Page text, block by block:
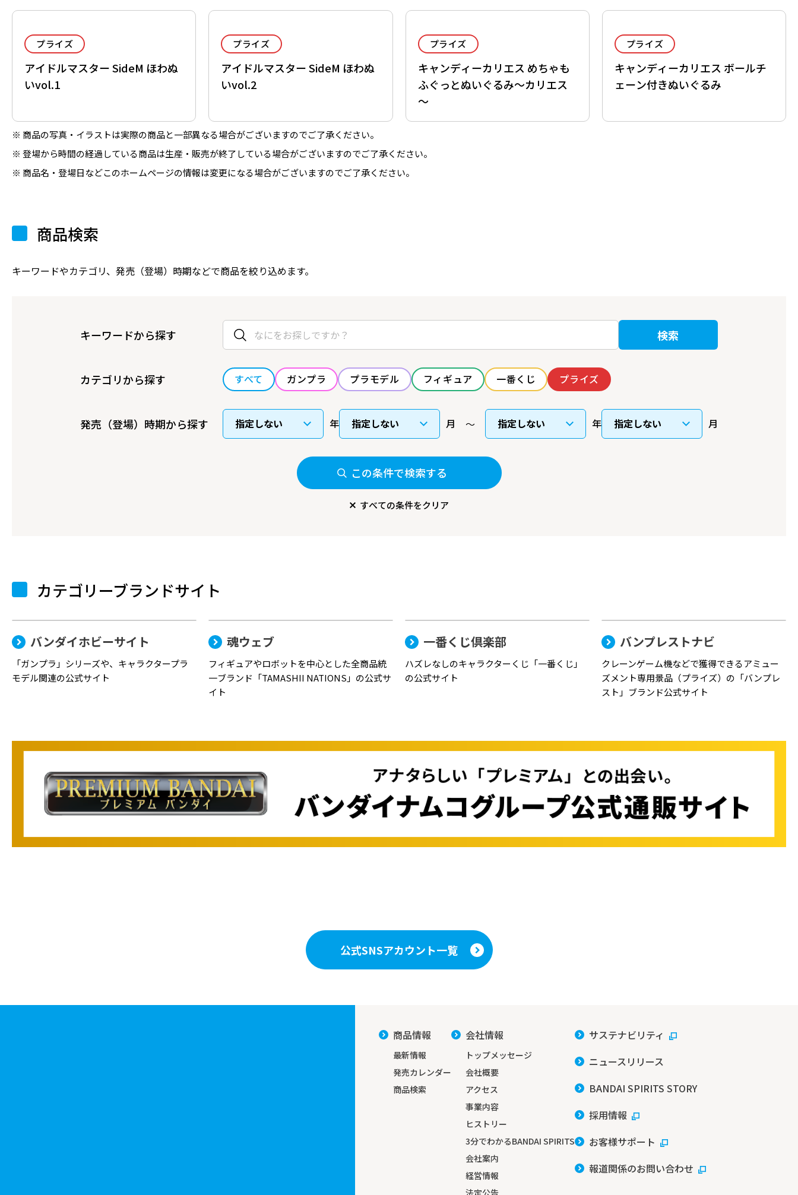
プライズ
アイドルマスター SideM ほわぬ
いvol.1
プライズ
アイドルマスター SideM ほわぬ
いvol.2
プライズ
キャンディーカリエス めちゃも
ふぐっとぬいぐるみ～カリエス
～
プライズ
キャンディーカリエス ボールチ
ェーン付きぬいぐるみ
商品の写真・イラストは実際の商品と一部異なる場合がございますのでご了承ください。
登場から時間の経過している商品は生産・販売が終了している場合がございますのでご了承ください。
商品名・登場日などこのホームページの情報は変更になる場合がございますのでご了承ください。
商品検索
キーワードやカテゴリ、発売（登場）時期などで商品を絞り込めます。
キーワードから探す 検索
カテゴリから探す すべて ガンプラ プラモデル フィギュア 一番くじ プライズ
発売（登場）時期から探す 年 月 年 月
この条件で検索する
すべての条件をクリア
カテゴリーブランドサイト
バンダイホビーサイト
「ガンプラ」シリーズや、キャラクタープラ
モデル関連の公式サイト
魂ウェブ
フィギュアやロボットを中心とした全商品統
一ブランド「TAMASHII NATIONS」の公式サ
イト
一番くじ倶楽部
ハズレなしのキャラクターくじ「一番くじ」
の公式サイト
バンプレストナビ
クレーンゲーム機などで獲得できるアミュー
ズメント専用景品（プライズ）の「バンプレ
スト」ブランド公式サイト
公式SNSアカウント一覧
商品情報
最新情報
発売カレンダー
商品検索
会社情報
トップメッセージ
会社概要
アクセス
事業内容
ヒストリー
3分でわかるBANDAI SPIRITS
会社案内
経営情報
サステナビリティ
ニュースリリース
BANDAI SPIRITS STORY
採用情報
お客様サポート
報道関係のお問い合わせ